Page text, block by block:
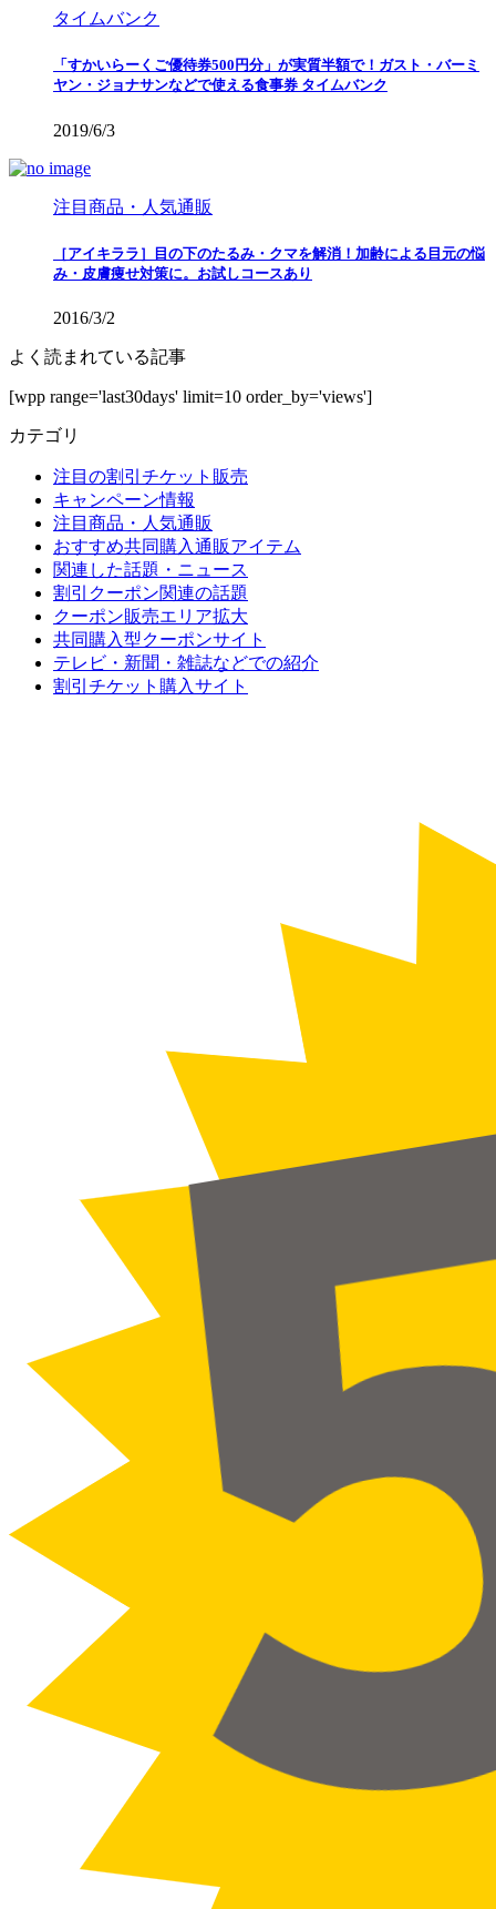
タイムバンク
「すかいらーくご優待券500円分」が実質半額で！ガスト・バーミ
ヤン・ジョナサンなどで使える食事券 タイムバンク
2019/6/3
注目商品・人気通販
［アイキララ］目の下のたるみ・クマを解消！加齢による目元の悩
み・皮膚痩せ対策に。お試しコースあり
2016/3/2
よく読まれている記事
[wpp range='last30days' limit=10 order_by='views']
カテゴリ
注目の割引チケット販売
キャンペーン情報
注目商品・人気通販
おすすめ共同購入通販アイテム
関連した話題・ニュース
割引クーポン関連の話題
クーポン販売エリア拡大
共同購入型クーポンサイト
テレビ・新聞・雑誌などでの紹介
割引チケット購入サイト